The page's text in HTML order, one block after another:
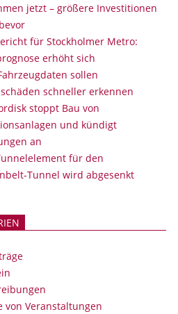
jetzt – größere Investitionen
für Stockholmer Metro:
erhöht sich
sollen
schneller erkennen
stoppt Bau von
und kündigt
an
für den
Tunnel wird abgesenkt
von Veranstaltungen